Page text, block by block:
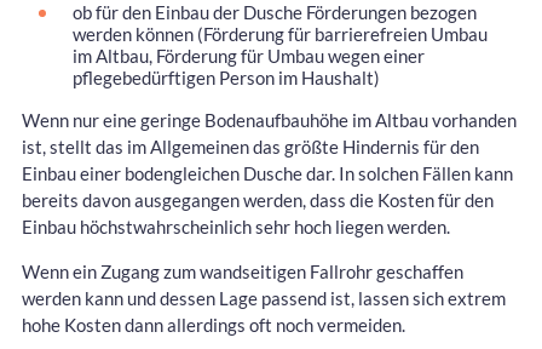
ob für den Einbau der Dusche Förderungen bezogen
werden können (Förderung für barrierefreien Umbau
im Altbau, Förderung für Umbau wegen einer
pflegebedürftigen Person im Haushalt)
Wenn nur eine geringe Bodenaufbauhöhe im Altbau vorhanden
ist, stellt das im Allgemeinen das größte Hindernis für den
Einbau einer bodengleichen Dusche dar. In solchen Fällen kann
bereits davon ausgegangen werden, dass die Kosten für den
Einbau höchstwahrscheinlich sehr hoch liegen werden.
Wenn ein Zugang zum wandseitigen Fallrohr geschaffen
werden kann und dessen Lage passend ist, lassen sich extrem
hohe Kosten dann allerdings oft noch vermeiden.